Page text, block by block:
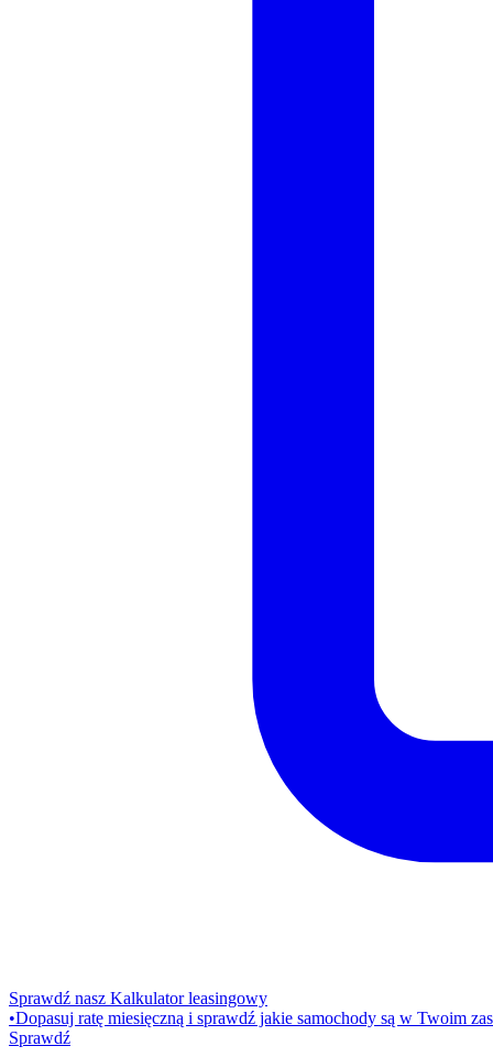
Sprawdź nasz Kalkulator leasingowy
•Dopasuj ratę miesięczną i sprawdź jakie samochody są w Twoim
Sprawdź